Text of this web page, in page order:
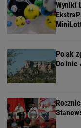
Wyniki
Polak
Dolinie